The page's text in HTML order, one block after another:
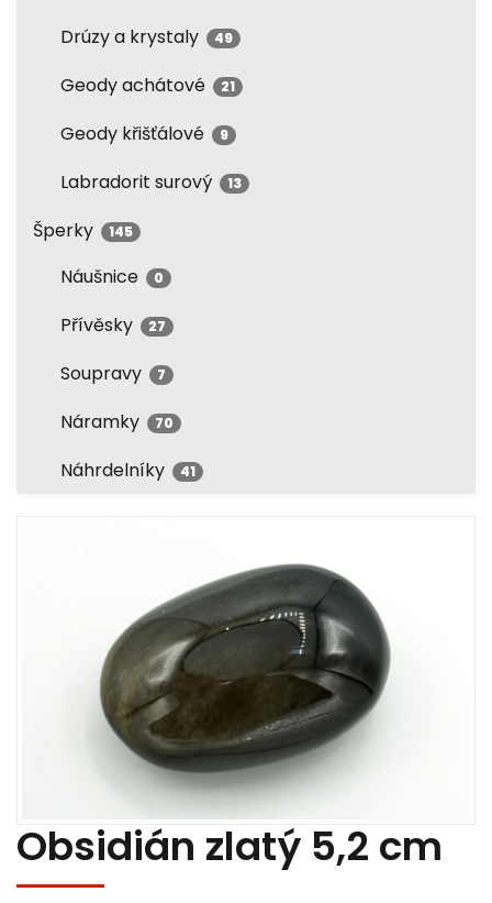
Drúzy a krystaly
49
Geody achátové 21
Geody křišťálové 9
Labradorit surový 13
Šperky 145
Náušnice 0
Přívěsky 27
Soupravy 7
Náramky 70
Náhrdelníky 41
Obsidián zlatý 5,2 cm